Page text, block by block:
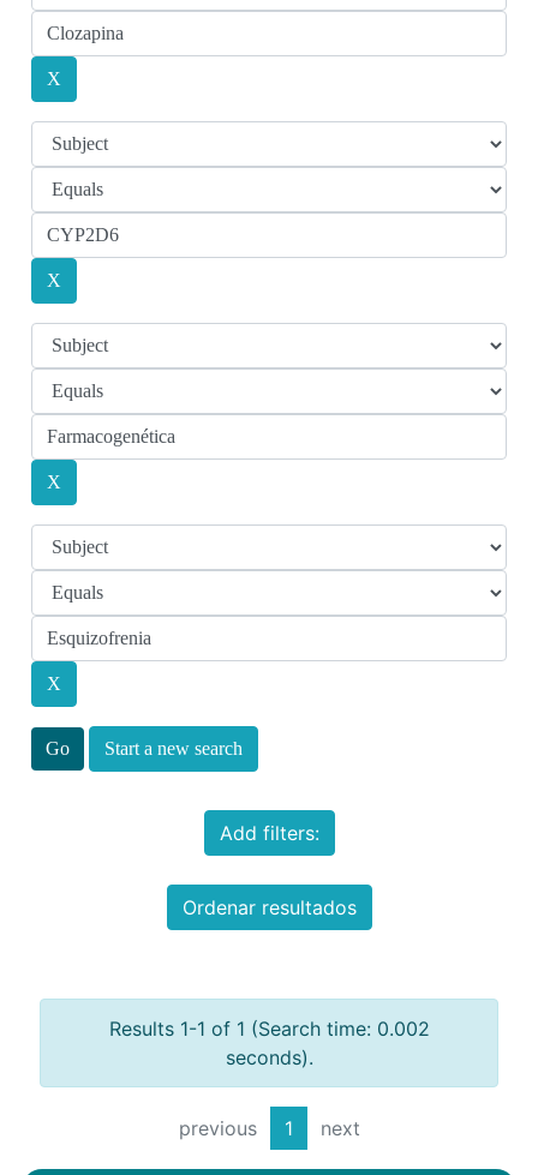
Start a new search
Add filters:
Ordenar resultados
Results 1-1 of 1 (Search time: 0.002
seconds).
previous 1 next